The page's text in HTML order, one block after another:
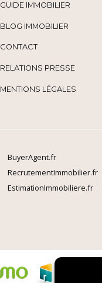
GUIDE IMMOBILIER
BLOG IMMOBILIER
CONTACT
RELATIONS PRESSE
MENTIONS LÉGALES
BuyerAgent.fr
RecrutementImmobilier.fr
EstimationImmobiliere.fr